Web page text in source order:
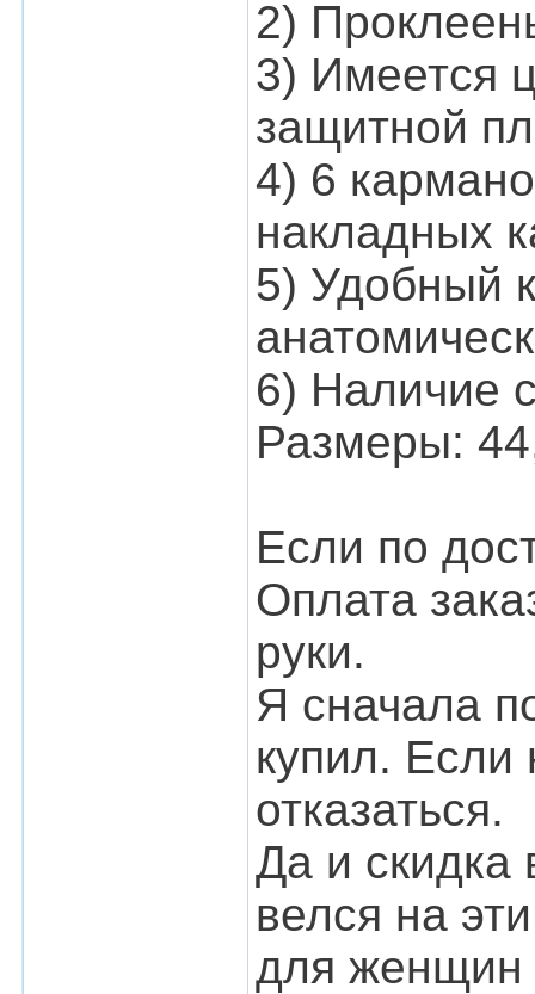
2)
3) Имеется
защитной
4) 6
накладных
5) Удобный
6) Наличие
Размеры:
Если по
Оплата
руки.
Я сначала
купил. Если
отказаться.
Да и скидка
велся на
для женщин